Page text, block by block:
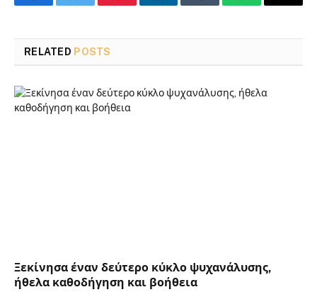
FacebookTwitter PinterestLinkedInTumblr WhatsAppEmail
RELATED POSTS
Ξεκίνησα έναν δεύτερο κύκλο ψυχανάλυσης,
ήθελα καθοδήγηση και βοήθεια